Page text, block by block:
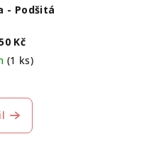
- Podšitá
Kč
(1 ks)